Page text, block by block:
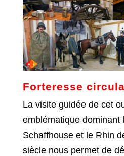
Forteresse
La visite guidée de cet
emblématique dominant
Schaffhouse et le Rhin
siècle nous permet de